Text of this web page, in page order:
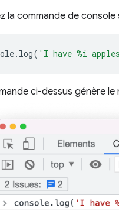
la commande de console
. log( 'I have %i
ci-dessus génère le